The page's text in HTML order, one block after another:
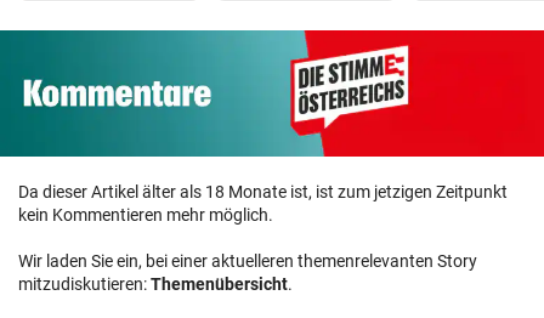
Da dieser Artikel älter als 18 Monate ist, ist zum jetzigen Zeitpunkt
kein Kommentieren mehr möglich.
Wir laden Sie ein, bei einer aktuelleren themenrelevanten Story
mitzudiskutieren:Themenübersicht.